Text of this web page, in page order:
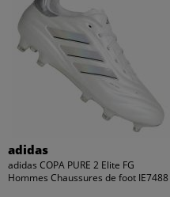
adidas
adidas COPA PURE 2 Elite FG
Hommes Chaussures de foot IE7488